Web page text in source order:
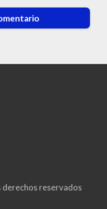
derechos reservados